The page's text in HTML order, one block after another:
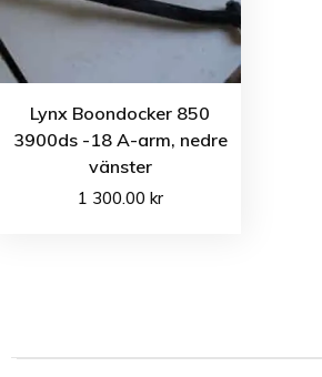
Lynx Boondocker 850
3900ds -18 A-arm, nedre
vänster
1 300.00 kr